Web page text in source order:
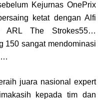
Kejurnas OnePrix
ketat dengan Alfi
ARL The Strokes55…
150 sangat mendominasi
juara nasional expert
kepada tim dan